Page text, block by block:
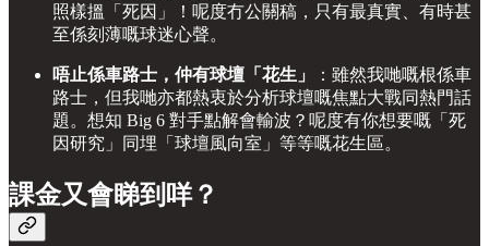
照樣搵「死因」！呢度冇公關稿，只有最真實、有時甚
至係刻薄嘅球迷心聲。
唔止係車路士，仲有球壇「花生」
：雖然我哋嘅根係車
路士，但我哋亦都熱衷於分析球壇嘅焦點大戰同熱門話
題。想知 Big 6 對手點解會輸波？呢度有你想要嘅「死
因研究」同埋「球壇風向室」等等嘅花生區。
課金又會睇到咩？